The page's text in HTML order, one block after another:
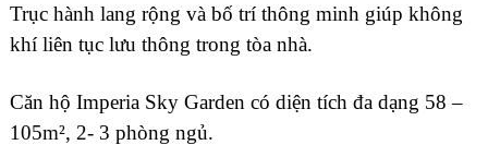
Trục hành lang rộng và bố trí thông minh giúp không
khí liên tục lưu thông trong tòa nhà.
Căn hộ Imperia Sky Garden có diện tích đa dạng 58 –
105m², 2- 3 phòng ngủ.